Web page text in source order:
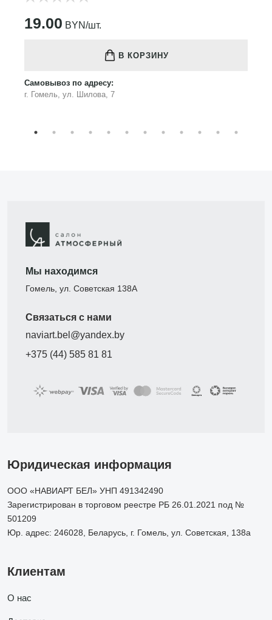
19.00 BYN/шт.
В КОРЗИНУ
Самовывоз по адресу:
г. Гомель, ул. Шилова, 7
Мы находимся
Гомель, ул. Советская 138А
Связаться с нами
naviart.bel@yandex.by
+375 (44) 585 81 81
Юридическая информация
ООО «НАВИАРТ БЕЛ» УНП 491342490
Зарегистрирован в торговом реестре РБ 26.01.2021 под №
501209
Юр. адрес: 246028, Беларусь, г. Гомель, ул. Советская, 138а
Клиентам
О нас